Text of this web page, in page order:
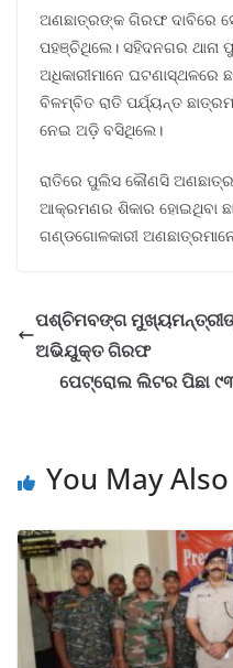
ଅଣଛାତ୍ରଙ୍କ ଗିରଫ ଦାବିରେ
ପହଞ୍ଚିଥିଲେ। ସହିଦନଗର
ଅଧିକାରୀମାନେ ଘଟଣାସ୍ଥଳରେ
ବିଳମ୍ବିତ ରାତି ପର୍ଯ୍ୟନ୍ତ
ନେଇ ଅଡ଼ି ବସିଥିଲେ।
ରାତିରେ ପୁଲିସ କୌଣସି
ଆକ୍ରମଣର ଶିକାର ହୋଇଥିବା
ଗଣ୍ଡଗୋଳକାରୀ
ପଶ୍ଚିମବଙ୍ଗ
ଅଭିଯୁକ୍ତ ଗିରଫ
ପେଟ୍ରୋଲ ଲିଟର ପିଛା
You May